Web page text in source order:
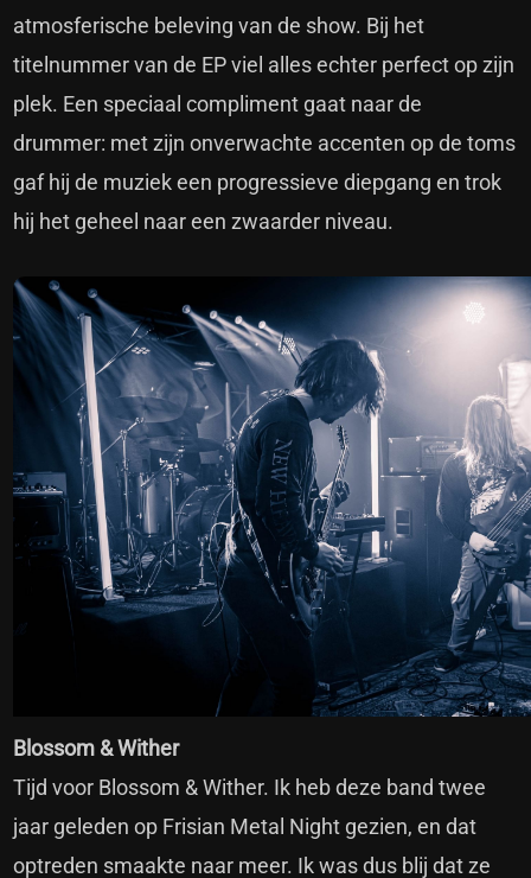
atmosferische beleving van de show. Bij het
titelnummer van de EP viel alles echter perfect op zijn
plek. Een speciaal compliment gaat naar de
drummer: met zijn onverwachte accenten op de toms
gaf hij de muziek een progressieve diepgang en trok
hij het geheel naar een zwaarder niveau.
Blossom & Wither
Tijd voor Blossom & Wither. Ik heb deze band twee
jaar geleden op Frisian Metal Night gezien, en dat
optreden smaakte naar meer. Ik was dus blij dat ze